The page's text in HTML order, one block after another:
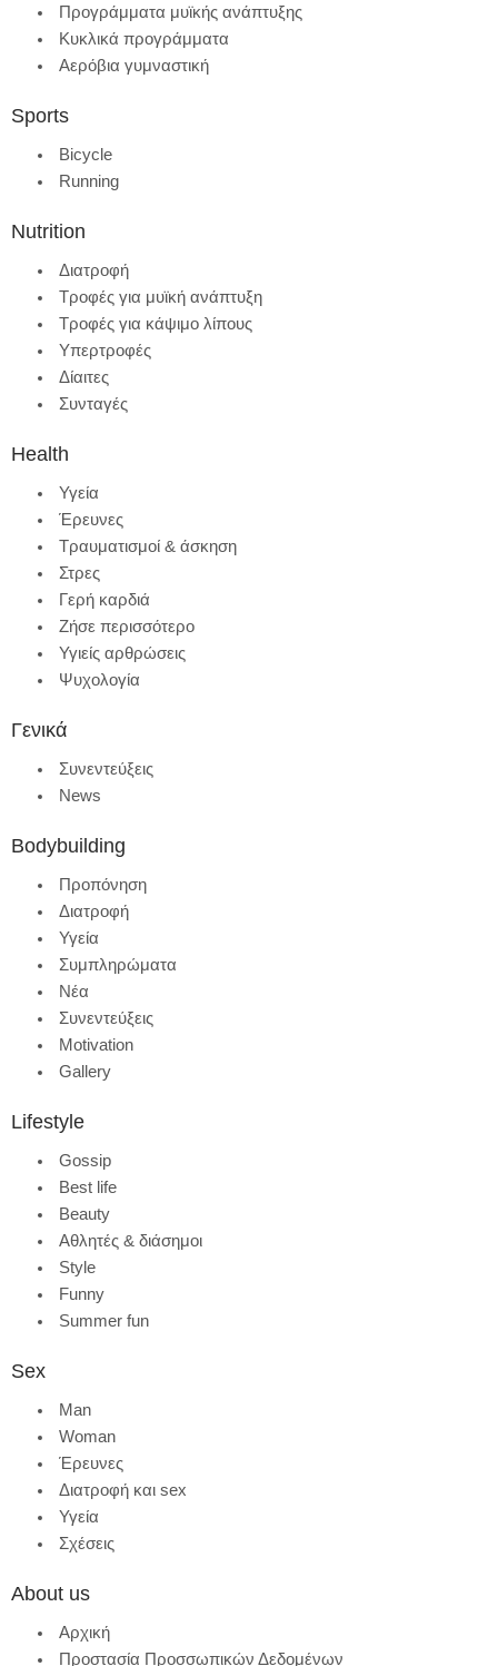
Προγράμματα μυϊκής ανάπτυξης
Κυκλικά προγράμματα
Αερόβια γυμναστική
Sports
Bicycle
Running
Nutrition
Διατροφή
Τροφές για μυϊκή ανάπτυξη
Τροφές για κάψιμο λίπους
Υπερτροφές
Δίαιτες
Συνταγές
Health
Υγεία
Έρευνες
Τραυματισμοί & άσκηση
Στρες
Γερή καρδιά
Ζήσε περισσότερο
Υγιείς αρθρώσεις
Ψυχολογία
Γενικά
Συνεντεύξεις
News
Bodybuilding
Προπόνηση
Διατροφή
Υγεία
Συμπληρώματα
Νέα
Συνεντεύξεις
Motivation
Gallery
Lifestyle
Gossip
Best life
Beauty
Αθλητές & διάσημοι
Style
Funny
Summer fun
Sex
Man
Woman
Έρευνες
Διατροφή και sex
Υγεία
Σχέσεις
About us
Αρχική
Προστασία Προσσωπικών Δεδομένων